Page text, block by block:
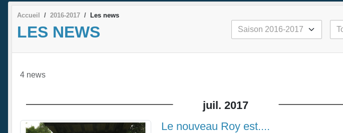
Accueil 2016-2017 Les news
LES NEWS
4 news
juil. 2017
Le nouveau Roy est....